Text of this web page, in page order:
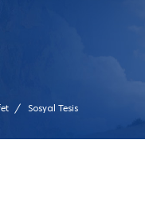
/ Sosyal Tesis